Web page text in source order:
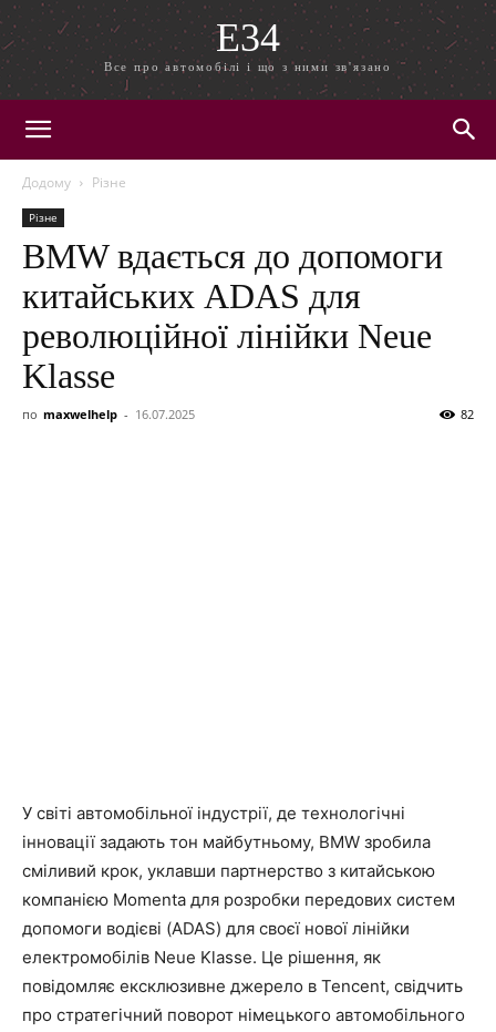
E34
Все про автомобілі і що з ними зв'язано
Додому Різне
Різне
BMW вдається до допомоги
китайських ADAS для
революційної лінійки Neue
Klasse
по maxwelhelp - 16.07.2025 82
У світі автомобільної індустрії, де технологічні
інновації задають тон майбутньому, BMW зробила
сміливий крок, уклавши партнерство з китайською
компанією Momenta для розробки передових систем
допомоги водієві (ADAS) для своєї нової лінійки
електромобілів Neue Klasse. Це рішення, як
повідомляє ексклюзивне джерело в Tencent, свідчить
про стратегічний поворот німецького автомобільного